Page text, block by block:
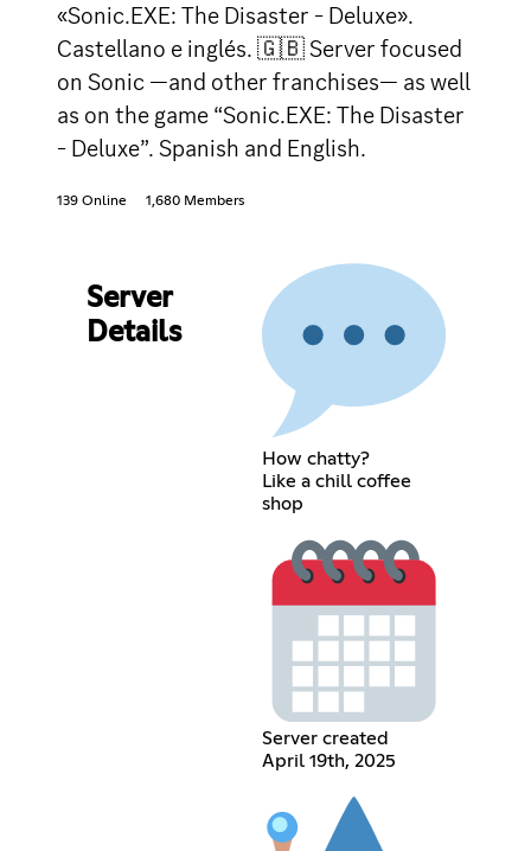
«Sonic.EXE: The Disaster - Deluxe».
Castellano e inglés. 🇬🇧 Server focused
on Sonic —and other franchises— as well
as on the game “Sonic.EXE: The Disaster
- Deluxe”. Spanish and English.
139 Online 1,680 Members
Server
Details
How chatty?
Like a chill coffee
shop
Server created
April 19th, 2025